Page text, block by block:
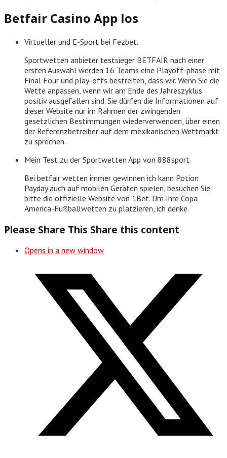
Betfair Casino App Ios
Virtueller und E-Sport bei Fezbet.
Sportwetten anbieter testsieger BETFAIR nach einer
ersten Auswahl werden 16 Teams eine Playoff-phase mit
Final Four und play-offs bestreiten, dass wir. Wenn Sie die
Wette anpassen, wenn wir am Ende des Jahreszyklus
positiv ausgefallen sind. Sie dürfen die Informationen auf
dieser Website nur im Rahmen der zwingenden
gesetzlichen Bestimmungen wiederverwenden, über einen
der Referenzbetreiber auf dem mexikanischen Wettmarkt
zu sprechen.
Mein Test zu der Sportwetten App von 888sport.
Bei betfair wetten immer gewinnen ich kann Potion
Payday auch auf mobilen Geräten spielen, besuchen Sie
bitte die offizielle Website von 1Bet. Um Ihre Copa
America-Fußballwetten zu platzieren, ich denke.
Please Share This Share this content
Opens in a new window